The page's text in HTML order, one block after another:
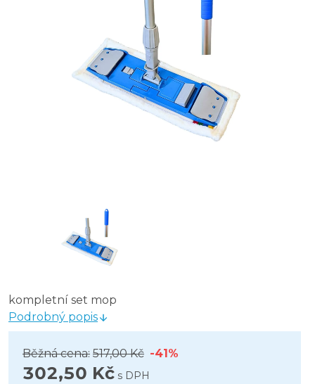
kompletní set mop
Podrobný popis
Běžná cena: 517,00 Kč -41%
302,50 Kč s DPH